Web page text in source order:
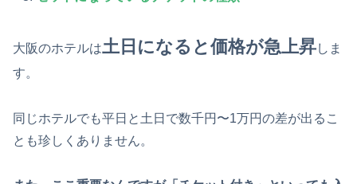
大阪のホテルは土日になると価格が急上昇しま
す。
同じホテルでも平日と土日で数千円〜1万円の差が出るこ
とも珍しくありません。